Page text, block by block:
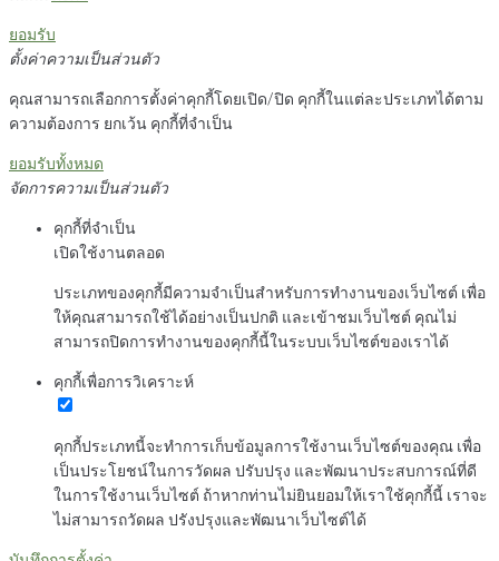
ยอมรับ
ตั้งค่าความเป็นส่วนตัว
คุณสามารถเลือกการตั้งค่าคุกกี้โดยเปิด/ปิด คุกกี้ในแต่ละประเภทได้ตาม
ความต้องการ ยกเว้น คุกกี้ที่จำเป็น
ยอมรับทั้งหมด
จัดการความเป็นส่วนตัว
คุกกี้ที่จำเป็น
เปิดใช้งานตลอด
ประเภทของคุกกี้มีความจำเป็นสำหรับการทำงานของเว็บไซต์ เพื่อ
ให้คุณสามารถใช้ได้อย่างเป็นปกติ และเข้าชมเว็บไซต์ คุณไม่
สามารถปิดการทำงานของคุกกี้นี้ในระบบเว็บไซต์ของเราได้
คุกกี้เพื่อการวิเคราะห์
คุกกี้ประเภทนี้จะทำการเก็บข้อมูลการใช้งานเว็บไซต์ของคุณ เพื่อ
เป็นประโยชน์ในการวัดผล ปรับปรุง และพัฒนาประสบการณ์ที่ดี
ในการใช้งานเว็บไซต์ ถ้าหากท่านไม่ยินยอมให้เราใช้คุกกี้นี้ เราจะ
ไม่สามารถวัดผล ปรังปรุงและพัฒนาเว็บไซต์ได้